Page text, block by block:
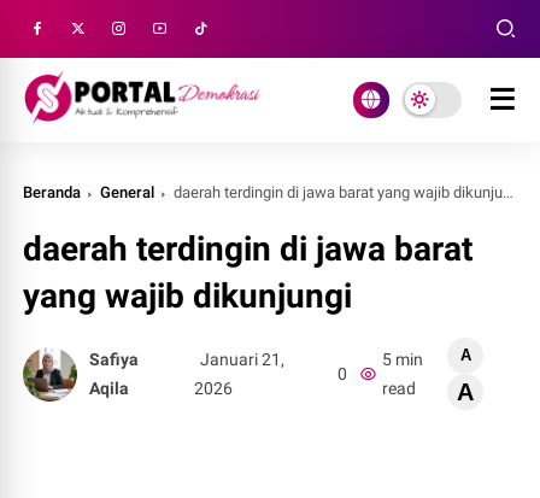
Beranda General daerah terdingin di jawa barat yang wajib dikunjungi
daerah terdingin di jawa barat
yang wajib dikunjungi
Safiya
Aqila
Januari 21,
2026
0
5 min
read
A
A